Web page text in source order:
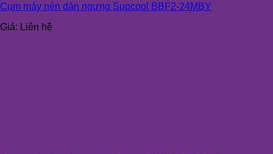
Cụm máy nén dàn ngưng Supcool BBF2-24MBY
Giá: Liên hệ